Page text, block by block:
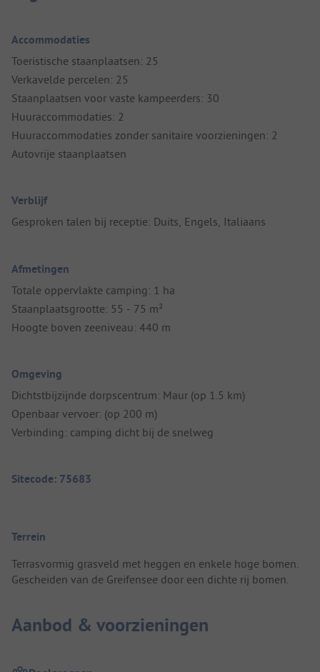
Accommodaties
Toeristische staanplaatsen: 25
Verkavelde percelen: 25
Staanplaatsen voor vaste kampeerders: 30
Huuraccommodaties: 2
Huuraccommodaties zonder sanitaire voorzieningen: 2
Autovrije staanplaatsen
Verblijf
Gesproken talen bij receptie: Duits, Engels, Italiaans
Afmetingen
Totale oppervlakte camping: 1 ha
Staanplaatsgrootte: 55 - 75 m²
Hoogte boven zeeniveau: 440 m
Omgeving
Dichtstbijzijnde dorpscentrum: Maur (op 1.5 km)
Openbaar vervoer: (op 200 m)
Verbinding: camping dicht bij de snelweg
Sitecode: 75683
Terrein
Terrasvormig grasveld met heggen en enkele hoge bomen.
Gescheiden van de Greifensee door een dichte rij bomen.
Aanbod & voorzieningen